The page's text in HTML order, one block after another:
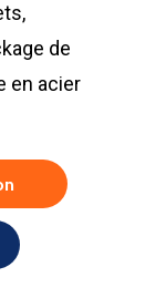
de
en acier